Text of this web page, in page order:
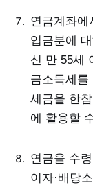
연금계좌에
입금분에
신 만 55세
금소득세
세금을 한
에 활용할
연금을 수
이자·배당